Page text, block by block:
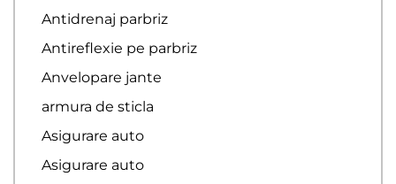
Antidrenaj parbriz
Antireflexie pe parbriz
Anvelopare jante
armura de sticla
Asigurare auto
Asigurare auto